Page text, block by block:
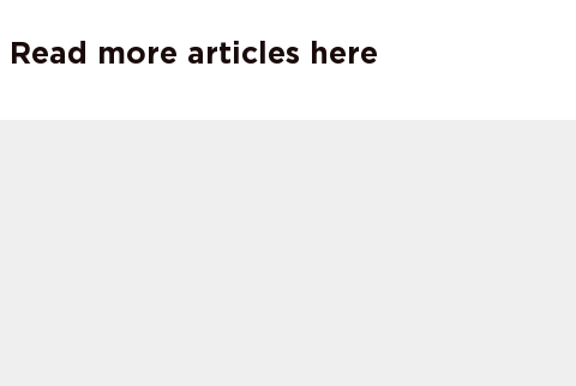
Read more articles here